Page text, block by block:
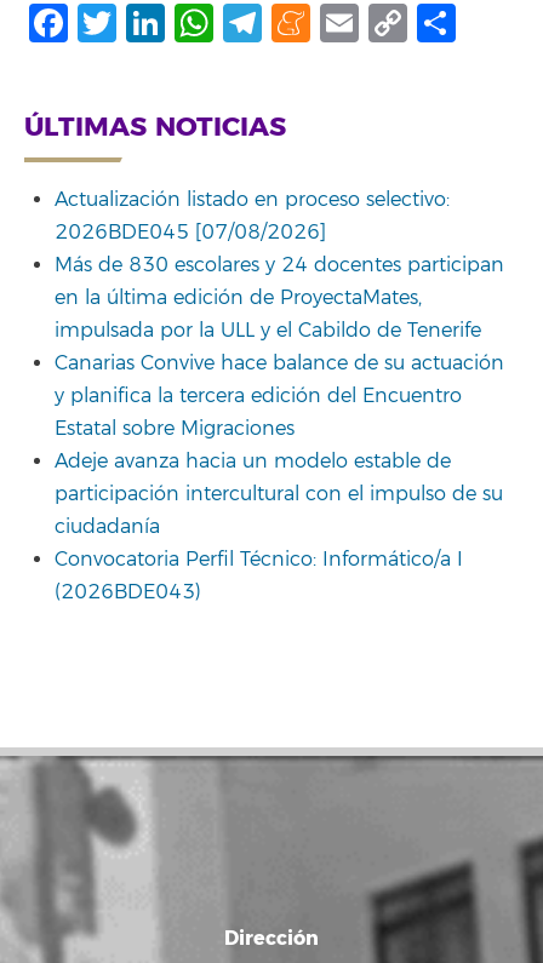
Facebook
Twitter
LinkedIn
WhatsApp
Telegram
Meneame
Email
Copy
ÚLTIMAS NOTICIAS
Actualización listado en proceso selectivo:
2026BDE045 [07/08/2026]
Más de 830 escolares y 24 docentes participan
en la última edición de ProyectaMates,
impulsada por la ULL y el Cabildo de Tenerife
Canarias Convive hace balance de su actuación
y planifica la tercera edición del Encuentro
Estatal sobre Migraciones
Adeje avanza hacia un modelo estable de
participación intercultural con el impulso de su
ciudadanía
Convocatoria Perfil Técnico: Informático/a I
(2026BDE043)
Dirección